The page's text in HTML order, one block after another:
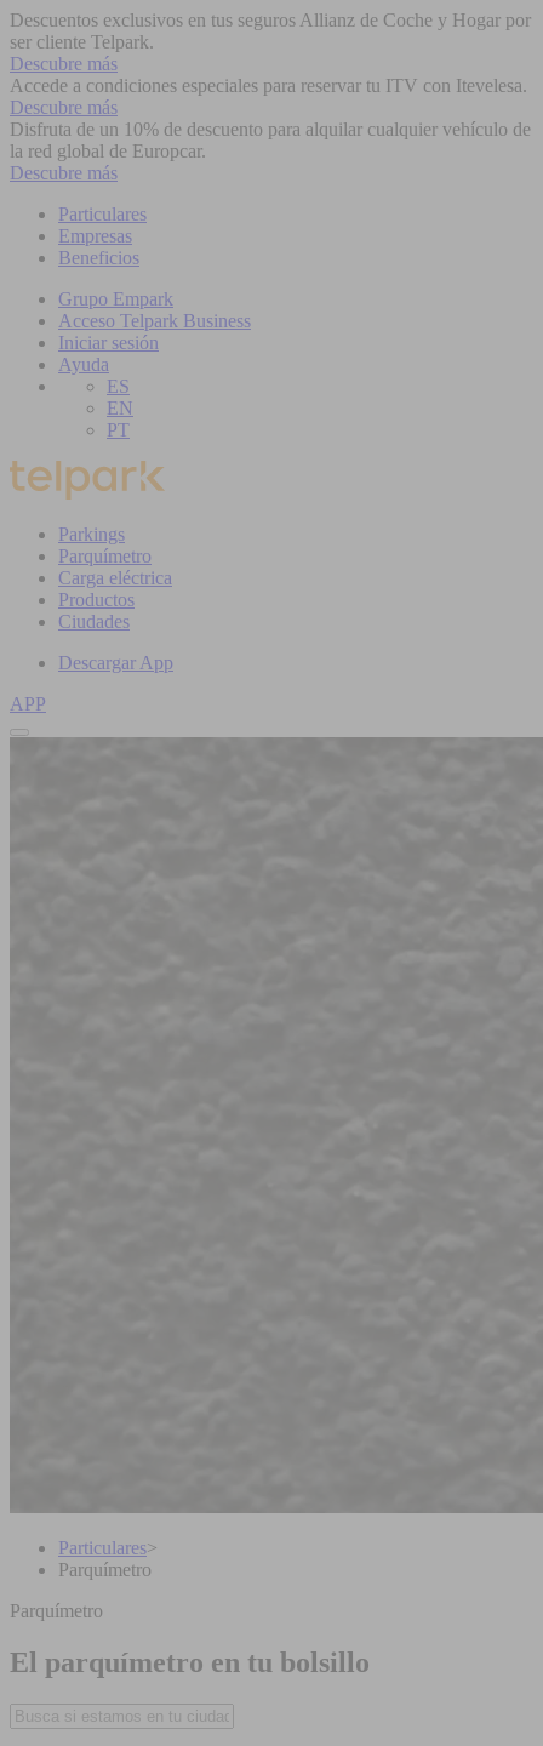
Descuentos exclusivos en tus seguros Allianz de Coche y Hogar por
ser cliente Telpark.
Descubre más
Accede a condiciones especiales para reservar tu ITV con Itevelesa.
Descubre más
Disfruta de un 10% de descuento para alquilar cualquier vehículo de
la red global de Europcar.
Descubre más
Particulares
Empresas
Beneficios
Grupo Empark
Acceso Telpark Business
Iniciar sesión
Ayuda
ES
EN
PT
Parkings
Parquímetro
Carga eléctrica
Productos
Ciudades
Descargar App
APP
Particulares>
Parquímetro
Parquímetro
El parquímetro en tu bolsillo